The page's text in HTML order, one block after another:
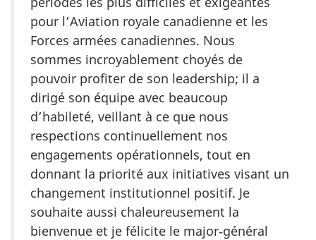
pour l’Aviation royale canadienne et les
Forces armées canadiennes. Nous
sommes incroyablement choyés de
pouvoir profiter de son leadership; il a
dirigé son équipe avec beaucoup
d’habileté, veillant à ce que nous
respections continuellement nos
engagements opérationnels, tout en
donnant la priorité aux initiatives visant un
changement institutionnel positif. Je
souhaite aussi chaleureusement la
bienvenue et je félicite le major‑général